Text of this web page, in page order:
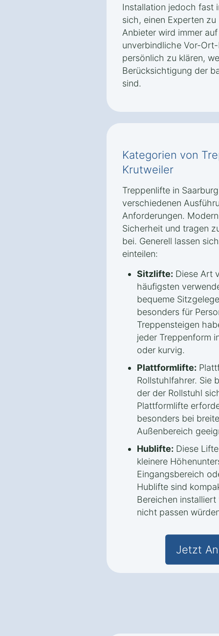
Installation jedoch fast
sich, einen Experten
Anbieter wird immer
unverbindliche Vor-
persönlich zu klären,
Berücksichtigung der
sind.
Kategorien von
Krutweiler
Treppenlifte in
verschiedenen
Anforderungen.
Sicherheit und tragen
bei. Generell lassen
einteilen:
Sitzlifte: Diese Art
häufigsten
bequeme
besonders für
Treppensteigen
jeder Treppenform
oder kurvig.
Plattformlifte:
Rollstuhlfahrer. Sie
der der Rollstuhl
Plattformlifte
besonders bei
Außenbereich
Hublifte: Diese
kleinere
Eingangsbereich
Hublifte sind
Bereichen
nicht passen
Jetzt